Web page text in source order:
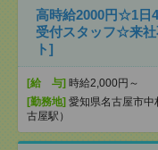
高時給2000円☆1日
受付スタッフ☆来社
ト]
[給 与] 時給2,000円～
[勤務地] 愛知県名古屋市中
古屋駅）